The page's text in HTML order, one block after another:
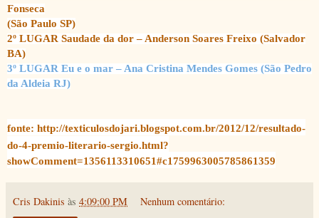
Fonseca
(São Paulo SP)
2º LUGAR Saudade da dor– Anderson Soares Freixo (Salvador
BA)
3º LUGAR Eu e o mar – Ana Cristina Mendes Gomes (São Pedro
da Aldeia RJ)
fonte: http://texticulosdojari.blogspot.com.br/2012/12/resultado-
do-4-premio-literario-sergio.html?
showComment=1356113310651#c1759963005785861359
Cris Dakinis às 4:09:00 PM Nenhum comentário: